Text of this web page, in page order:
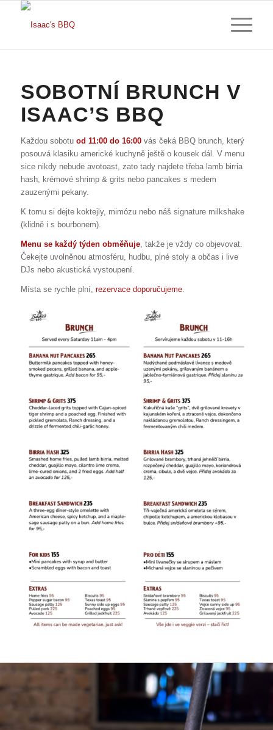
SOBOTNÍ BRUNCH V
ISAAC’S BBQ
Každou sobotu od 11:00 do 16:00vás čeká BBQ brunch, který
posouvá klasiku americké kuchyně ještě o kousek dál. V menu
sice nikdy nebude avotoast, zato tady najdete třeba lamb birria
hash, krémové shrimp & grits nebo pancakes s medem
zauzenými pekany.
K tomu si dejte koktejly, mimózu nebo náš signature milkshake
(klidně i s bourbonem).
Menu se každý týden obměňuje, takže je vždy co objevovat.
Čekejte uvolněnou atmosféru, hudbu, plné stoly a občas i live
DJs nebo akustická vystoupení.
Místa se rychle plní, rezervace doporučujeme.